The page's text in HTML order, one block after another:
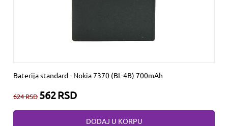
Baterija standard - Nokia 7370 (BL-4B) 700mAh
624RSD 562RSD
DODAJ U KORPU